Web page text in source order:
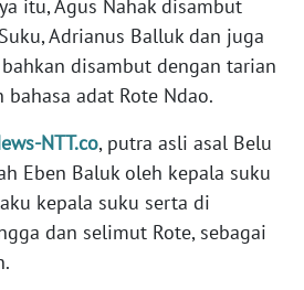
itu, Agus Nahak disambut
Adrianus Balluk dan juga
disambut dengan tarian
adat Rote Ndao.
NTT.co, putra asli asal Belu
Eben Baluk oleh kepala suku
kepala suku serta di
dan selimut Rote, sebagai